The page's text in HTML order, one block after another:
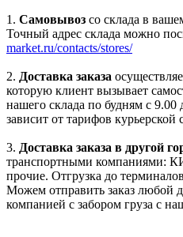
1. Самовывоз со склада в
Точный адрес склада можно
market.ru/contacts/stores/
2. Доставка заказа
которую клиент вызывает
нашего склада по будням с 9.00
зависит от тарифов курьерской
3. Доставка заказа в другой
транспортными компаниями:
прочие. Отгрузка до терминалов
Можем отправить заказ любой
компанией с забором груза с